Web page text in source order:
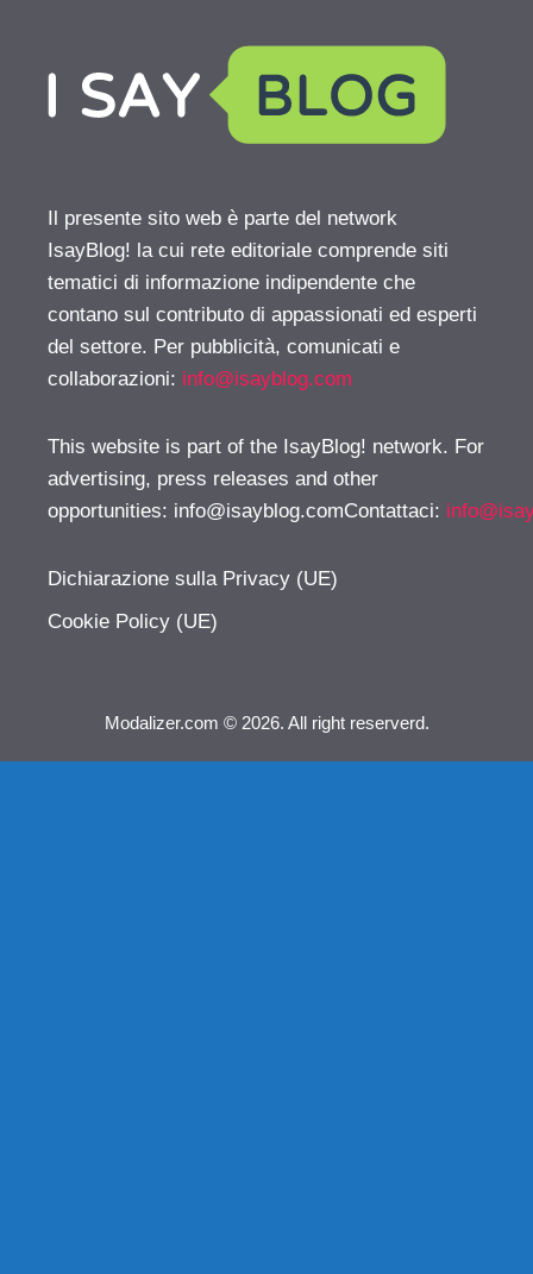
Il presente sito web è parte del network
IsayBlog! la cui rete editoriale comprende siti
tematici di informazione indipendente che
contano sul contributo di appassionati ed esperti
del settore. Per pubblicità, comunicati e
collaborazioni: info@isayblog.com
This website is part of the IsayBlog! network. For
advertising, press releases and other
opportunities: info@isayblog.comContattaci:
Dichiarazione sulla Privacy (UE)
Cookie Policy (UE)
Modalizer.com © 2026. All right reserverd.